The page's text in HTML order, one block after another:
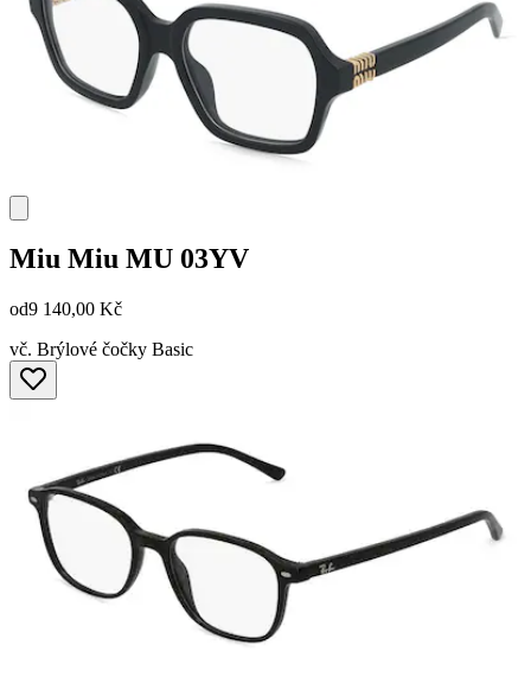
Miu Miu MU 03YV
od9 140,00 Kč
vč. Brýlové čočky Basic